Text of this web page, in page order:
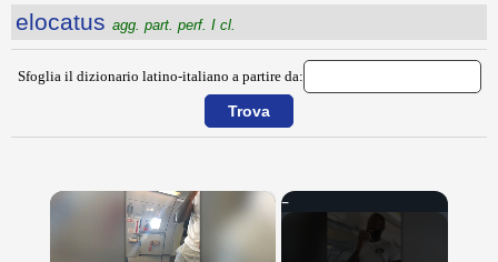
elocatus agg. part. perf. I cl.
Sfoglia il dizionario latino-italiano a partire da:
×